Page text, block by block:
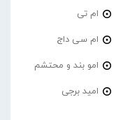
ام تی
ام سی داج
امو بند و محتشم
امید برجی